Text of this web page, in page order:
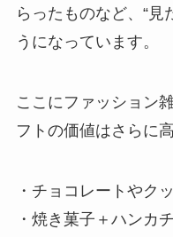
らったものなど、“見
うになっています。
ここにファッション
フトの価値はさらに
・チョコレートやク
・焼き菓子＋ハンカ